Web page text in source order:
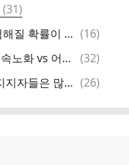
댓
글
(31)
깊은관계를 맺으면 정신적으로 위험해질 확률이 높은 남자 mbti 유형 고발함. 댓
(16)
유시민 2달전 백분토론 나왔을때 고속노화 vs 어제 저속노화중
댓
(32)
앵커:현장의 기자 연결하겠습니다 지지자들은 많이 모여있습니까? 댓
(26)